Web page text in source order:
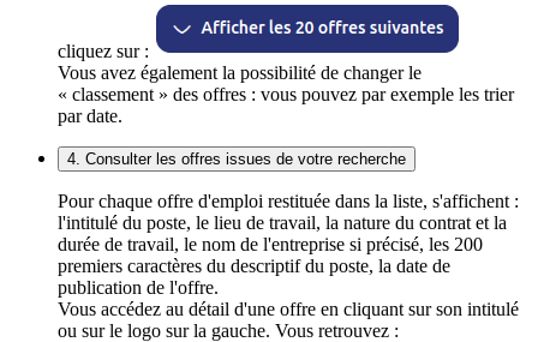
cliquez sur :
Vous avez également la possibilité de changer le
« classement » des offres : vous pouvez par exemple les trier
par date.
4. Consulter les offres issues de votre recherche
Pour chaque offre d'emploi restituée dans la liste, s'affichent :
l'intitulé du poste, le lieu de travail, la nature du contrat et la
durée de travail, le nom de l'entreprise si précisé, les 200
premiers caractères du descriptif du poste, la date de
publication de l'offre.
Vous accédez au détail d'une offre en cliquant sur son intitulé
ou sur le logo sur la gauche. Vous retrouvez :